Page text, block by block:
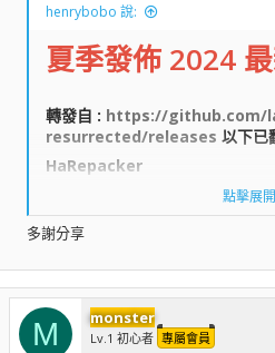
henrybobo 說:
夏季發佈 2024
轉發自 : https://github.com/
resurrected/releases 以下已
HaRepacker​
HaCreator​
WzLib/ MapleLib​
單元測試​
點擊展
多謝分享
M monster
Lv.1 初心者 專屬會員